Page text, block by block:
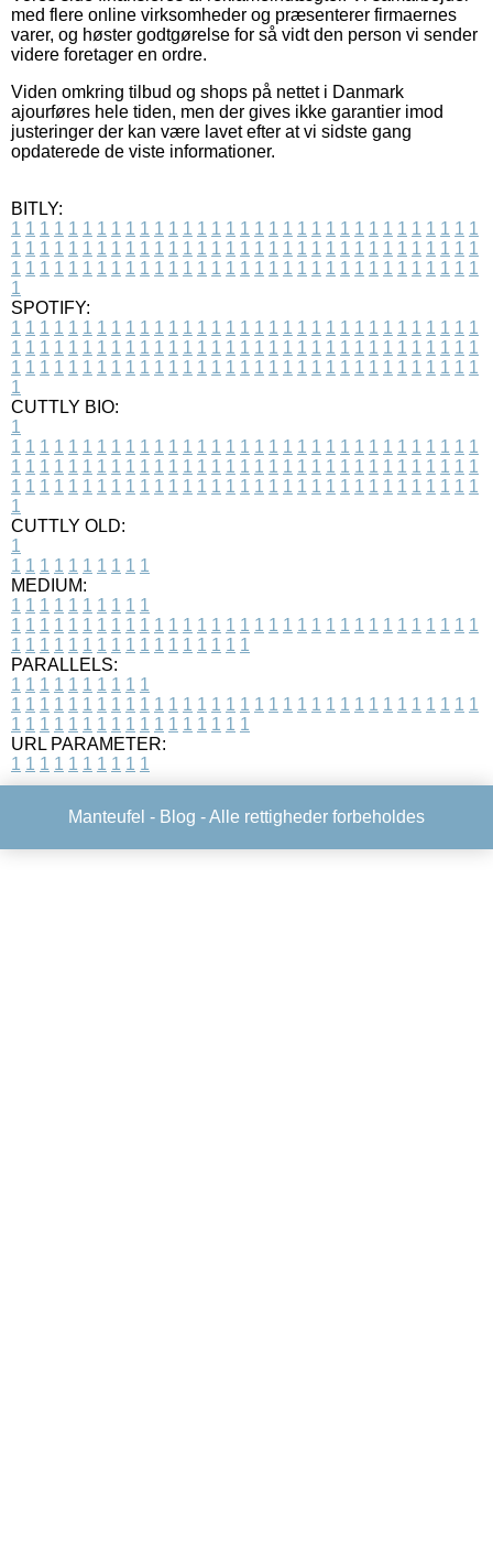
med flere online virksomheder og præsenterer firmaernes
varer, og høster godtgørelse for så vidt den person vi sender
videre foretager en ordre.
Viden omkring tilbud og shops på nettet i Danmark
ajourføres hele tiden, men der gives ikke garantier imod
justeringer der kan være lavet efter at vi sidste gang
opdaterede de viste informationer.
BITLY:
1 1 1 1 1 1 1 1 1 1 1 1 1 1 1 1 1 1 1 1 1 1 1 1 1 1 1 1 1 1 1 1 1
1 1 1 1 1 1 1 1 1 1 1 1 1 1 1 1 1 1 1 1 1 1 1 1 1 1 1 1 1 1 1 1 1
1 1 1 1 1 1 1 1 1 1 1 1 1 1 1 1 1 1 1 1 1 1 1 1 1 1 1 1 1 1 1 1 1
1
SPOTIFY:
1 1 1 1 1 1 1 1 1 1 1 1 1 1 1 1 1 1 1 1 1 1 1 1 1 1 1 1 1 1 1 1 1
1 1 1 1 1 1 1 1 1 1 1 1 1 1 1 1 1 1 1 1 1 1 1 1 1 1 1 1 1 1 1 1 1
1 1 1 1 1 1 1 1 1 1 1 1 1 1 1 1 1 1 1 1 1 1 1 1 1 1 1 1 1 1 1 1 1
1
CUTTLY BIO:
1
1 1 1 1 1 1 1 1 1 1 1 1 1 1 1 1 1 1 1 1 1 1 1 1 1 1 1 1 1 1 1 1 1
1 1 1 1 1 1 1 1 1 1 1 1 1 1 1 1 1 1 1 1 1 1 1 1 1 1 1 1 1 1 1 1 1
1 1 1 1 1 1 1 1 1 1 1 1 1 1 1 1 1 1 1 1 1 1 1 1 1 1 1 1 1 1 1 1 1
1
CUTTLY OLD:
1
1 1 1 1 1 1 1 1 1 1
MEDIUM:
1 1 1 1 1 1 1 1 1 1
1 1 1 1 1 1 1 1 1 1 1 1 1 1 1 1 1 1 1 1 1 1 1 1 1 1 1 1 1 1 1 1 1
1 1 1 1 1 1 1 1 1 1 1 1 1 1 1 1 1
PARALLELS:
1 1 1 1 1 1 1 1 1 1
1 1 1 1 1 1 1 1 1 1 1 1 1 1 1 1 1 1 1 1 1 1 1 1 1 1 1 1 1 1 1 1 1
1 1 1 1 1 1 1 1 1 1 1 1 1 1 1 1 1
URL PARAMETER:
1 1 1 1 1 1 1 1 1 1
Manteufel - Blog - Alle rettigheder forbeholdes